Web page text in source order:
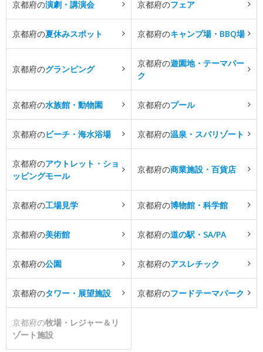
京都府の演劇・講演会 京都府のフェア
京都府の夏休みスポット 京都府のキャンプ場・BBQ場
京都府のグランピング
京都府の遊園地・テーマパー
ク
京都府の水族館・動物園 京都府のプール
京都府のビーチ・海水浴場 京都府の温泉・スパリゾート
京都府のアウトレット・ショ
ッピングモール
京都府の商業施設・百貨店
京都府の工場見学 京都府の博物館・科学館
京都府の美術館 京都府の道の駅・SA/PA
京都府の公園 京都府のアスレチック
京都府のタワー・展望施設 京都府のフードテーマパーク
京都府の牧場・レジャー＆リ
ゾート施設